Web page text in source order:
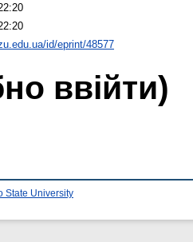
id/eprint/48577
ввійти)
State University